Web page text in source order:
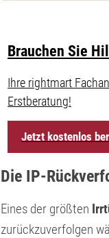
Brauchen Sie
Ihre rightmart
Erstberatung!
Jetzt kostenlos
Die IP-
Eines der größten
zurückzuverfolgen